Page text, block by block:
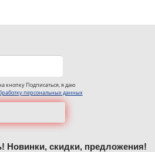
кнопку Подписаться, я даю
персональных данных
Новинки, скидки, предложения!